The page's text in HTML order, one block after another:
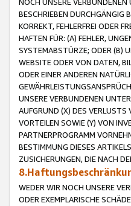
BESCHRIEBEN DURCHGÄNGIG
KORREKT, FEHLERFREI ODER
HAFTEN FÜR: (A) FEHLER,
SYSTEMABSTÜRZE; ODER (B)
WEBSITE ODER VON DATEN,
ODER EINER ANDEREN
UNSERE VERBUNDENEN
AUFGRUND (X) DES
VORTEILEN SOWIE (Y) VON
PARTNERPROGRAMM
BESTIMMUNG DIESES
ZUSICHERUNGEN, DIE NACH
WEDER WIR NOCH UNSERE
ODER EXEMPLARISCHE